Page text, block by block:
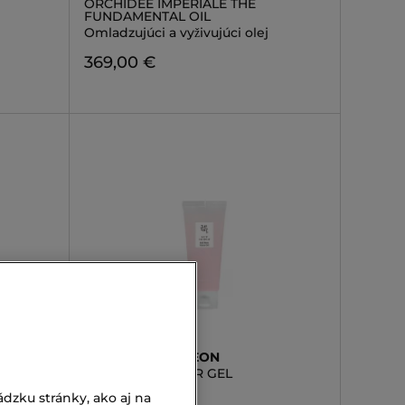
ORCHIDÉE IMPÉRIALE THE
FUNDAMENTAL OIL
Omladzujúci a vyživujúci olej
369,00 €
BEAUTY OF JOSEON
RED BEAN WATER GEL
Pleťový gél
stránky, ako aj na